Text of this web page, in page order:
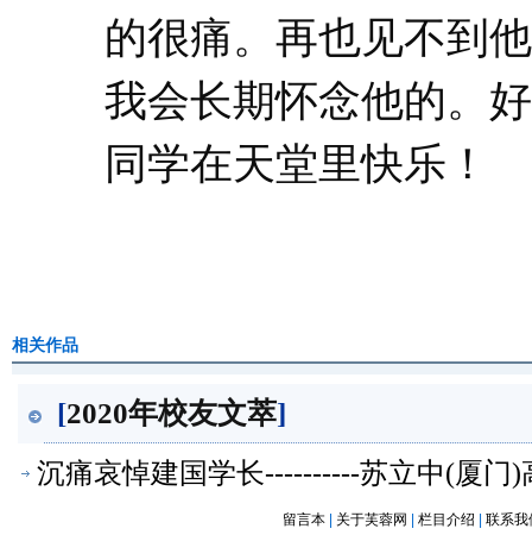
的很痛。再也见不到
我会长期怀念他的。
同学在天堂里快乐！
相关作品
[2020年校友文萃]
沉痛哀悼建国学长----------苏立中(厦门
留言本| 关于芙蓉网 栏目介绍 联系我